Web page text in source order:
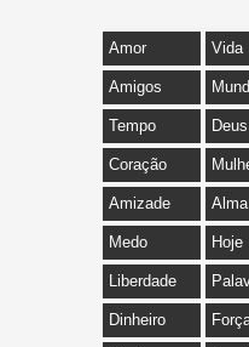
Amor Vida
Amigos
Tempo Deus
Coração
Amizade Alma
Medo Hoje
Liberdade
Dinheiro